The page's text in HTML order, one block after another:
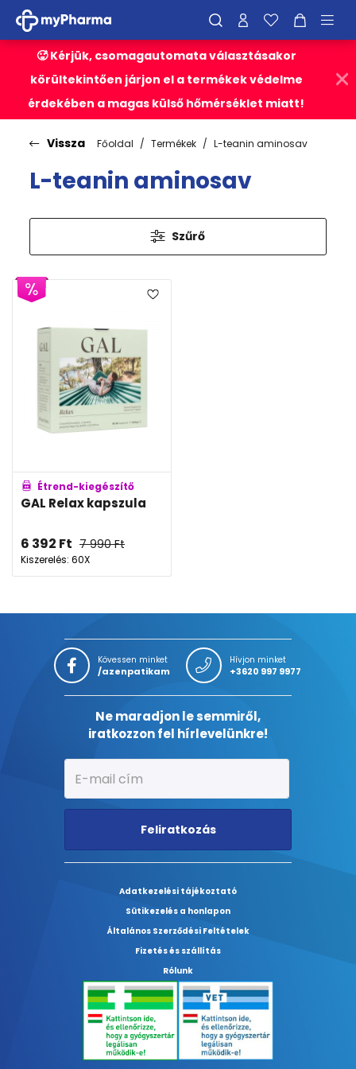
🥵 Kérjük, csomagautomata választásakor
körültekintően járjon el a termékek védelme
érdekében a magas külső hőmérséklet miatt!
Vissza Főoldal Termékek L-teanin aminosav
L-teanin aminosav
Szűrő
Étrend-kiegészítő
GAL Relax kapszula
6 392 Ft 7 990Ft
Kiszerelés: 60X
Kövessen minket
/azenpatikam
Hívjon minket
+3620 997 9977
Ne maradjon le semmiről,
iratkozzon fel hírlevelünkre!
Feliratkozás
Adatkezelési tájékoztató
Sütikezelés a honlapon
Általános Szerződési Feltételek
Fizetés és szállítás
Rólunk